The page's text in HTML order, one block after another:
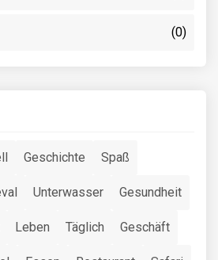
(0)
Geschichte Spaß
Unterwasser Gesundheit
Leben Täglich Geschäft